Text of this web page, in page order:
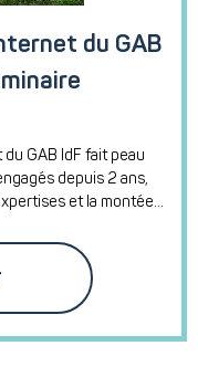
du GAB
GAB IdF fait peau
depuis 2 ans,
et la montée...